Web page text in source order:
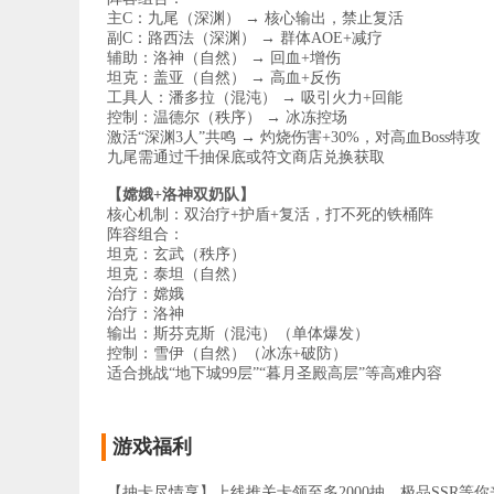
主C：九尾（深渊） → 核心输出，禁止复活
副C：路西法（深渊） → 群体AOE+减疗
辅助：洛神（自然） → 回血+增伤
坦克：盖亚（自然） → 高血+反伤
工具人：潘多拉（混沌） → 吸引火力+回能
控制：温德尔（秩序） → 冰冻控场
激活“深渊3人”共鸣 → 灼烧伤害+30%，对高血Boss特攻
九尾需通过千抽保底或符文商店兑换获取
【嫦娥+洛神双奶队】
核心机制：双治疗+护盾+复活，打不死的铁桶阵
阵容组合：
坦克：玄武（秩序）
坦克：泰坦（自然）
治疗：嫦娥
治疗：洛神
输出：斯芬克斯（混沌）（单体爆发）
控制：雪伊（自然）（冰冻+破防）
适合挑战“地下城99层”“暮月圣殿高层”等高难内容
游戏福利